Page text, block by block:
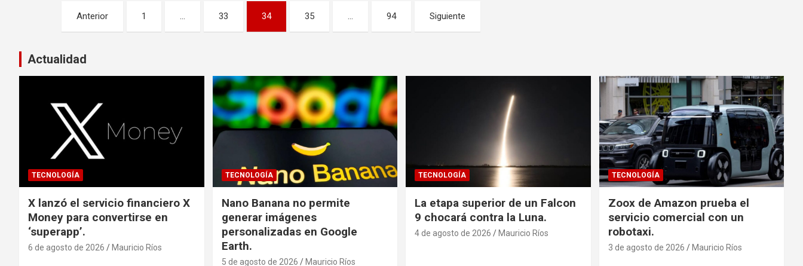
Paginación
entradas
Anterior 1 … 33 34 35 … 94 Siguiente
Actualidad
TECNOLOGÍA
X lanzó el servicio financiero X
Money para convertirse en
‘superapp’.
6 de agosto de 2026 Mauricio Ríos
TECNOLOGÍA
Nano Banana no permite
generar imágenes
personalizadas en Google
Earth.
5 de agosto de 2026 Mauricio Ríos
TECNOLOGÍA
La etapa superior de un Falcon
9 chocará contra la Luna.
4 de agosto de 2026 Mauricio Ríos
TECNOLOGÍA
Zoox de Amazon prueba el
servicio comercial con un
robotaxi.
3 de agosto de 2026 Mauricio Ríos